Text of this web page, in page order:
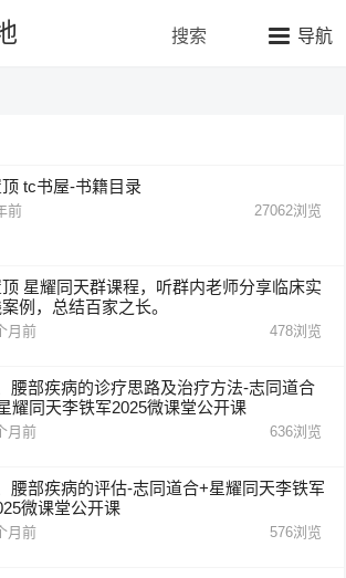
导航
搜索
顶tc书屋-书籍目录
前 27062浏览
星耀同天群课程，听群内老师分享临床实
例，总结百家之长。
月前 478浏览
腰部疾病的诊疗思路及治疗方法-志同道合
耀同天李铁军2025微课堂公开课
月前 636浏览
腰部疾病的评估-志同道合+星耀同天李铁军
微课堂公开课
月前 576浏览